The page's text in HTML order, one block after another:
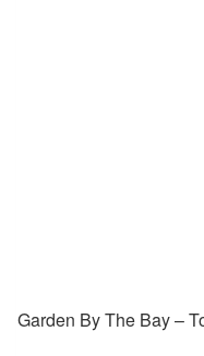
Garden By The Bay –